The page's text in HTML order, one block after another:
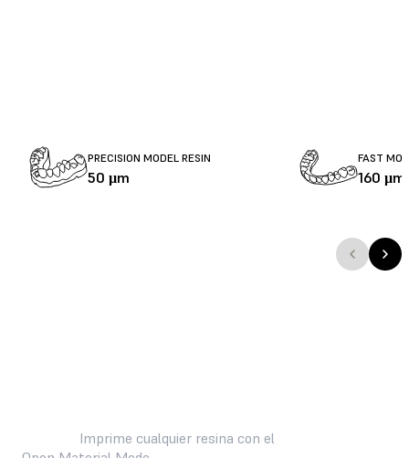
PRECISION MODEL RESIN
50 µm
FAST
160 µm
Imprime cualquier resina con el